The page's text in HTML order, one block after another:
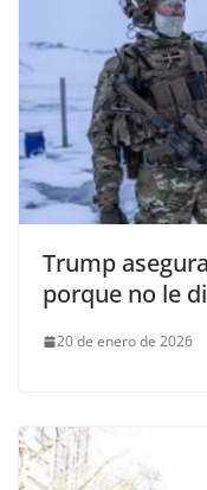
Trump
porque no le
20 de enero de 2026